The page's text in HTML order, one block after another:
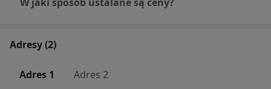
Adresy (2)
Adres 1 Adres 2